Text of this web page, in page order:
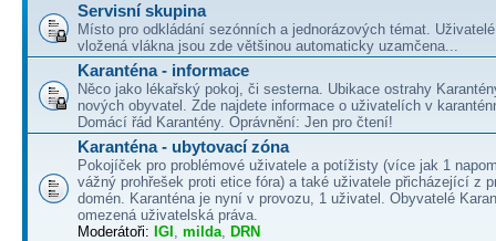
Servisní skupina
Místo pro odkládání sezónních a jednorázových témat.
vložená vlákna jsou zde většinou automaticky uzamčena...
Karanténa - informace
Něco jako lékařský pokoj, či sesterna. Ubikace ostrahy
nových obyvatel. Zde najdete informace o uživatelích v
Domácí řád Karantény. Oprávnění: Jen pro čtení!
Karanténa - ubytovací zóna
Pokojíček pro problémové uživatele a potížisty (více jak 1
vážný prohřešek proti etice fóra) a také uživatele přicházející z
domén. Karanténa je nyní v provozu, 1 uživatel. Obyvatelé
omezená uživatelská práva.
Moderátoři: IGI , milda, DRN